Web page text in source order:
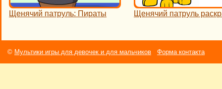
Щенячий патруль: Пираты Щенячий патруль
© Мультики игры для девочек и для мальчиков Форма контакта